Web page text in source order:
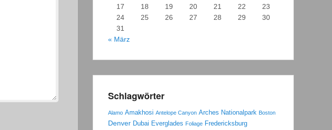
17
18 19 20 21 22
23
24
25 26 27 28 29
30
31
« März
Schlagwörter
Alamo Amakhosi Antelope Canyon Arches Nationalpark Boston
Denver Dubai Everglades Foliage Fredericksburg